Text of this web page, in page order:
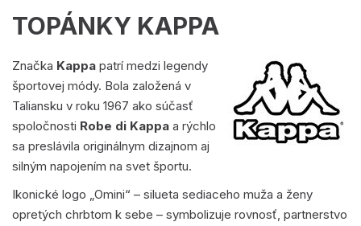
TOPÁNKY KAPPA
Značka Kappa patrí medzi legendy
športovej módy. Bola založená v
Taliansku v roku 1967 ako súčasť
spoločnosti Robe di Kappa a rýchlo
sa preslávila originálnym dizajnom aj
silným napojením na svet športu.
Ikonické logo „Omini“ – silueta sediaceho muža a ženy
opretých chrbtom k sebe – symbolizuje rovnosť, partnerstvo